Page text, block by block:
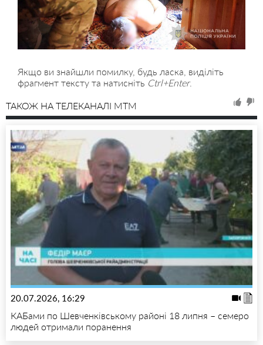
Якщо ви знайшли помилку, будь ласка, виділіть
фрагмент тексту та натисніть Ctrl+Enter.
ТАКОЖ НА ТЕЛЕКАНАЛІ MTM
20.07.2026, 16:29
КАБами по Шевченківському районі 18 липня – семеро
людей отримали поранення